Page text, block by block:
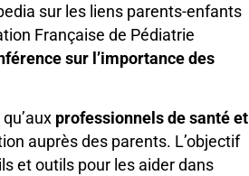
sur les liens parents-enfants
Française de Pédiatrie
sur l’importance des
professionnels de santé et
auprès des parents. L’objectif
et outils pour les aider dans